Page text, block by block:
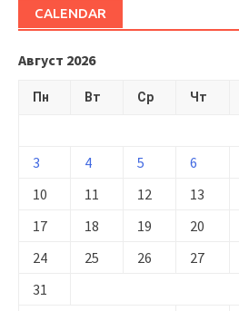
CALENDAR
Август 2026
Пн Вт Ср Чт
3
4 5 6
10
11 12 13
17
18 19 20
24
25 26 27
31